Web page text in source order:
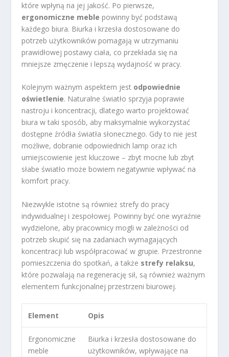
które wpłyną na jej jakość. Po pierwsze,
ergonomiczne meble powinny być podstawą
każdego biura. Biurka i krzesła dostosowane do
potrzeb użytkowników pomagają w utrzymaniu
prawidłowej postawy ciała, co przekłada się na
mniejsze zmęczenie i lepszą wydajność w pracy.
Kolejnym ważnym aspektem jest odpowiednie
oświetlenie. Naturalne światło sprzyja poprawie
nastroju i koncentracji, dlatego warto projektować
biura w taki sposób, aby maksymalnie wykorzystać
dostępne źródła światła słonecznego. Gdy to nie jest
możliwe, dobranie odpowiednich lamp oraz ich
umiejscowienie jest kluczowe – zbyt mocne lub zbyt
słabe światło może bowiem negatywnie wpływać na
komfort pracy.
Niezwykle istotne są również strefy do pracy
indywidualnej i zespołowej. Powinny być one wyraźnie
wydzielone, aby pracownicy mogli w zależności od
potrzeb skupić się na zadaniach wymagających
koncentracji lub współpracować w grupie. Przestronne
pomieszczenia do spotkań, a także strefy relaksu,
które pozwalają na regenerację sił, są również ważnym
elementem funkcjonalnej przestrzeni biurowej.
Element Opis
Ergonomiczne
meble
Biurka i krzesła dostosowane do
użytkowników, wpływające na